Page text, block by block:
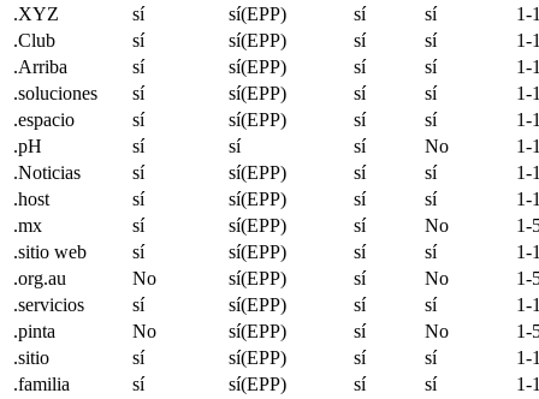
.XYZ
sí sí(EPP) sí sí
1-
.Club
sí sí(EPP) sí sí
1-
.Arriba
sí sí(EPP) sí sí
1-
.soluciones
sí sí(EPP) sí sí
1-
.espacio
sí sí(EPP) sí sí
1-
.pH
sí sí sí No
1-
.Noticias
sí sí(EPP) sí sí
1-
.host
sí sí(EPP) sí sí
1-
.mx
sí sí(EPP) sí No
1-
.sitio web
sí sí(EPP) sí sí
1-
.org.au
No sí(EPP) sí No
1-
.servicios
sí sí(EPP) sí sí
1-
.pinta
No sí(EPP) sí No
1-
.sitio
sí sí(EPP) sí sí
1-
.familia
sí sí(EPP) sí sí
1-